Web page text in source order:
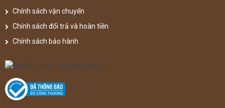
Chính sách vận chuyển
Chính sách đổi trả và hoàn tiền
Chính sách bảo hành